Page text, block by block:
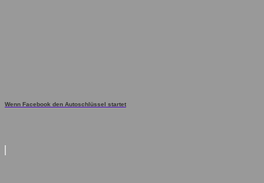
Wenn Facebook den Autoschlüssel startet